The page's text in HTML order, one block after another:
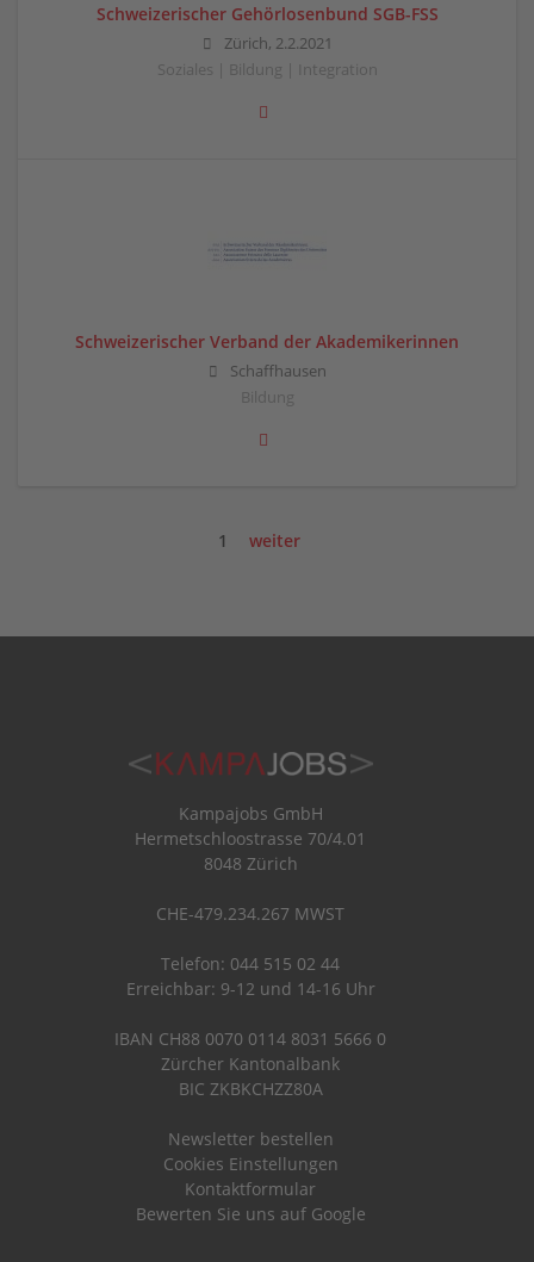
Schweizerischer Gehörlosenbund SGB-FSS
Zürich, 2.2.2021
Soziales | Bildung | Integration
Schweizerischer Verband der Akademikerinnen
Schaffhausen
Bildung
1 weiter
Kampajobs GmbH
Hermetschloostrasse 70/4.01
8048 Zürich
CHE-479.234.267 MWST
Telefon: 044 515 02 44
Erreichbar: 9-12 und 14-16 Uhr
IBAN CH88 0070 0114 8031 5666 0
Zürcher Kantonalbank
BIC ZKBKCHZZ80A
Newsletter bestellen
Cookies Einstellungen
Kontaktformular
Bewerten Sie uns auf Google